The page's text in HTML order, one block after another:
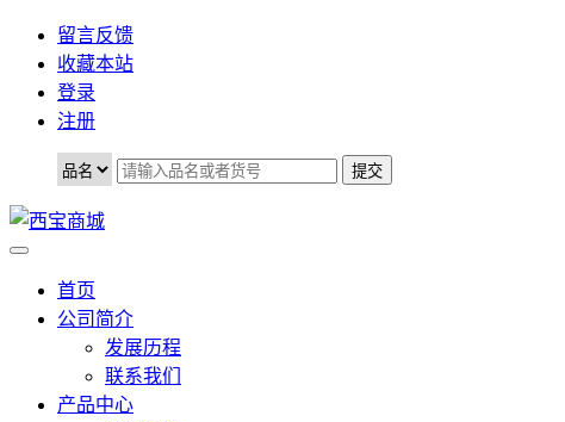
留言反馈
收藏本站
登录
注册
首页
公司简介
发展历程
联系我们
产品中心